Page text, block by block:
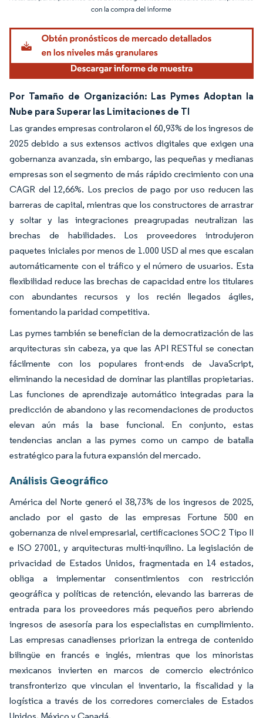
Imagen © Mordor Intelligence. El uso requiere atribución según CC BY 4.0.
Por Tamaño de Organización: Las Pymes Adoptan la
Nube para Superar las Limitaciones de TI
Las grandes empresas controlaron el 60,93% de los ingresos de
2025 debido a sus extensos activos digitales que exigen una
gobernanza avanzada, sin embargo, las pequeñas y medianas
empresas son el segmento de más rápido crecimiento con una
CAGR del 12,66%. Los precios de pago por uso reducen las
barreras de capital, mientras que los constructores de arrastrar
y soltar y las integraciones preagrupadas neutralizan las
brechas de habilidades. Los proveedores introdujeron
paquetes iniciales por menos de 1.000 USD al mes que escalan
automáticamente con el tráfico y el número de usuarios. Esta
flexibilidad reduce las brechas de capacidad entre los titulares
con abundantes recursos y los recién llegados ágiles,
fomentando la paridad competitiva.
Las pymes también se benefician de la democratización de las
arquitecturas sin cabeza, ya que las API RESTful se conectan
fácilmente con los populares front-ends de JavaScript,
eliminando la necesidad de dominar las plantillas propietarias.
Las funciones de aprendizaje automático integradas para la
predicción de abandono y las recomendaciones de productos
elevan aún más la base funcional. En conjunto, estas
tendencias anclan a las pymes como un campo de batalla
estratégico para la futura expansión del mercado.
Análisis Geográfico
América del Norte generó el 38,73% de los ingresos de 2025,
anclado por el gasto de las empresas Fortune 500 en
gobernanza de nivel empresarial, certificaciones SOC 2 Tipo II
e ISO 27001, y arquitecturas multi-inquilino. La legislación de
privacidad de Estados Unidos, fragmentada en 14 estados,
obliga a implementar consentimientos con restricción
geográfica y políticas de retención, elevando las barreras de
entrada para los proveedores más pequeños pero abriendo
ingresos de asesoría para los especialistas en cumplimiento.
Las empresas canadienses priorizan la entrega de contenido
bilingüe en francés e inglés, mientras que los minoristas
mexicanos invierten en marcos de comercio electrónico
transfronterizo que vinculan el inventario, la fiscalidad y la
logística a través de los corredores comerciales de Estados